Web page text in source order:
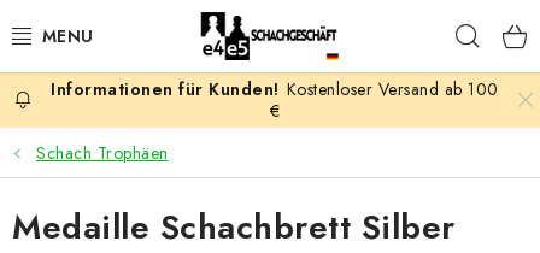
Inhalt
AKTION
SCHACHSPIELE
SCHACHFIGUREN
Kostenloser Versand ab 100
€
Schach Trophäen
Medaille Schachbrett Silber